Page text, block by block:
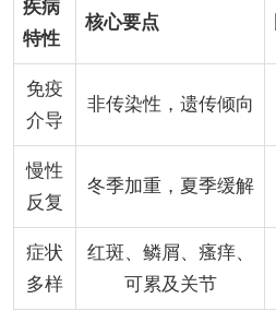
疾病
特性
核心要点
免疫
介导
非传染性，遗传倾向
慢性
反复
冬季加重，夏季缓解
症状
多样
红斑、鳞屑、瘙痒、
可累及关节